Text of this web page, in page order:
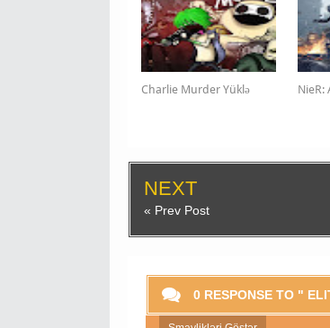
Charlie Murder Yüklə NieR:
NEXT
« Prev Post
0 RESPONSE TO "